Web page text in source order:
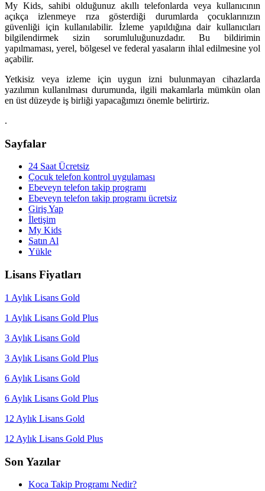
My Kids, sahibi olduğunuz akıllı telefonlarda veya kullanıcının
açıkça izlenmeye rıza gösterdiği durumlarda çocuklarınızın
güvenliği için kullanılabilir. İzleme yapıldığına dair kullanıcıları
bilgilendirmek sizin sorumluluğunuzdadır. Bu bildirimin
yapılmaması, yerel, bölgesel ve federal yasaların ihlal edilmesine yol
açabilir.
Yetkisiz veya izleme için uygun izni bulunmayan cihazlarda
yazılımın kullanılması durumunda, ilgili makamlarla mümkün olan
en üst düzeyde iş birliği yapacağımızı önemle belirtiriz.
.
Sayfalar
24 Saat Ücretsiz
Çocuk telefon kontrol uygulaması
Ebeveyn telefon takip programı
Ebeveyn telefon takip programı ücretsiz
Giriş Yap
İletişim
My Kids
Satın Al
Yükle
Lisans Fiyatları
1 Aylık Lisans Gold
1 Aylık Lisans Gold Plus
3 Aylık Lisans Gold
3 Aylık Lisans Gold Plus
6 Aylık Lisans Gold
6 Aylık Lisans Gold Plus
12 Aylık Lisans Gold
12 Aylık Lisans Gold Plus
Son Yazılar
Koca Takip Programı Nedir?